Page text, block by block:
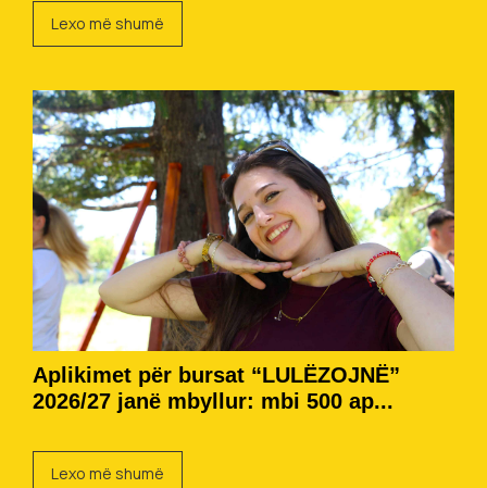
Lexo më shumë
Aplikimet për bursat “LULËZOJNË”
2026/27 janë mbyllur: mbi 500 ap...
Lexo më shumë